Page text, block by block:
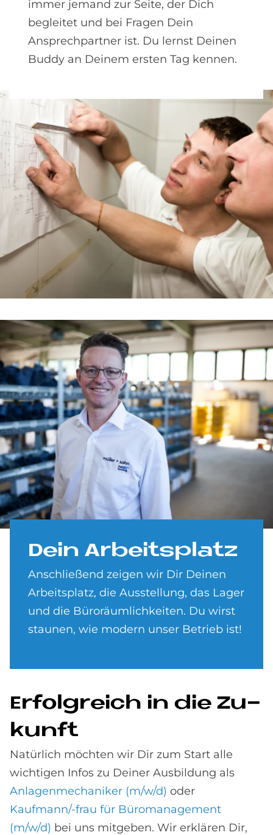
immer jemand zur Seite, der Dich
begleitet und bei Fragen Dein
Ansprechpartner ist. Du lernst Deinen
Buddy an Deinem ersten Tag kennen.
Dein Ar­beits­pla­tz
Anschließend zeigen wir Dir Deinen
Arbeitsplatz, die Ausstellung, das Lager
und die Büroräumlichkeiten. Du wirst
staunen, wie modern unser Betrieb ist!
Er­folg­reich in die Zu­
kun­ft
Natürlich möchten wir Dir zum Start alle
wichtigen Infos zu Deiner Ausbildung als
Anlagenmechaniker (m/w/d) oder
Kaufmann/-frau für Büromanagement
(m/w/d) bei uns mitgeben. Wir erklären Dir,